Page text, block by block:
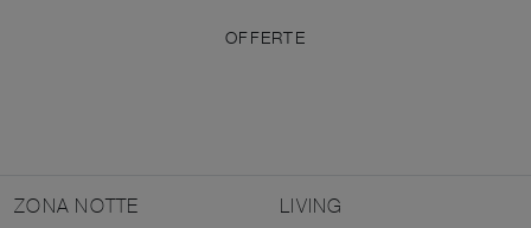
OFFERTE
ZONA NOTTE LIVING